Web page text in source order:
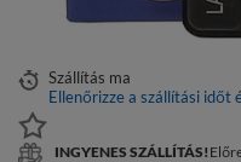
Szállítás ma
Ellenőrizze a szállítási időt
INGYENES SZÁLLÍTÁS!